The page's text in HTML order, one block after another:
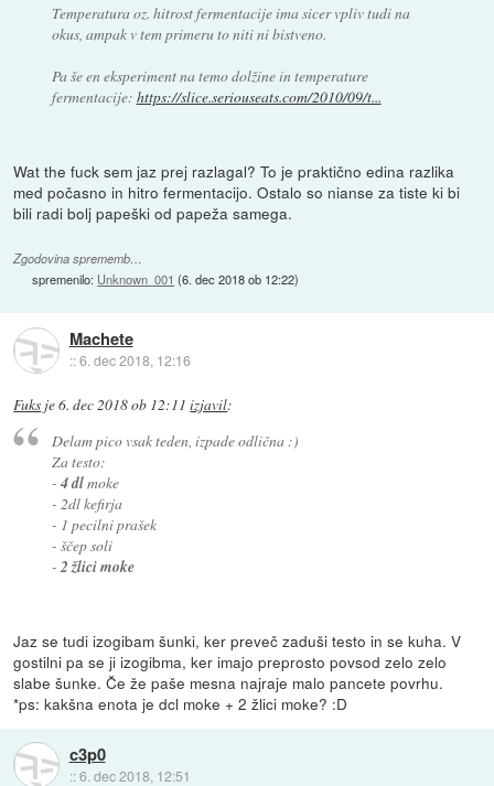
Temperatura oz. hitrost fermentacije ima sicer vpliv tudi na
okus, ampak v tem primeru to niti ni bistveno.
Pa še en eksperiment na temo dolžine in temperature
fermentacije: https://slice.seriouseats.com/2010/09/t...
Wat the fuck sem jaz prej razlagal? To je praktično edina razlika
med počasno in hitro fermentacijo. Ostalo so nianse za tiste ki bi
bili radi bolj papeški od papeža samega.
Zgodovina sprememb…
spremenilo: Unknown_001 (6. dec 2018 ob 12:22)
Machete
::6. dec 2018, 12:16
Fuks je6. dec 2018 ob 12:11 izjavil:
Delam pico vsak teden, izpade odlična :)
Za testo:
- 4 dlmoke
- 2dl kefirja
- 1 pecilni prašek
- ščep soli
-2 žlici moke
Jaz se tudi izogibam šunki, ker preveč zaduši testo in se kuha. V
gostilni pa se ji izogibma, ker imajo preprosto povsod zelo zelo
slabe šunke. Če že paše mesna najraje malo pancete povrhu.
*ps: kakšna enota je dcl moke + 2 žlici moke? :D
c3p0
::6. dec 2018, 12:51